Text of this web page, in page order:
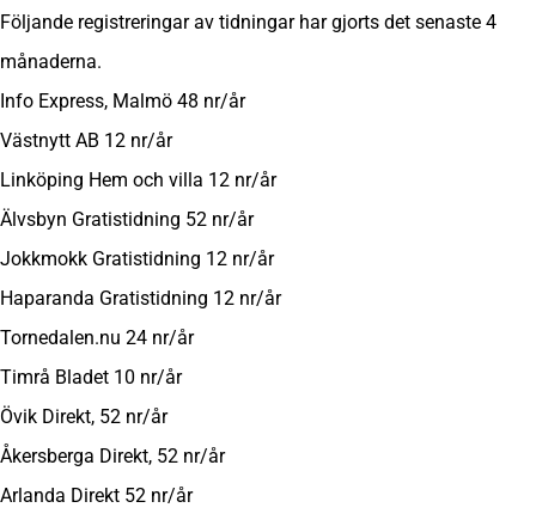
Följande registreringar av tidningar har gjorts det senaste 4
månaderna.
Info Express, Malmö 48 nr/år
Västnytt AB 12 nr/år
Linköping Hem och villa 12 nr/år
Älvsbyn Gratistidning 52 nr/år
Jokkmokk Gratistidning 12 nr/år
Haparanda Gratistidning 12 nr/år
Tornedalen.nu 24 nr/år
Timrå Bladet 10 nr/år
Övik Direkt, 52 nr/år
Åkersberga Direkt, 52 nr/år
Arlanda Direkt 52 nr/år